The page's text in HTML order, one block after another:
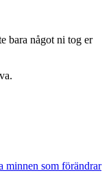
bara något ni tog er
minnen som förändrar